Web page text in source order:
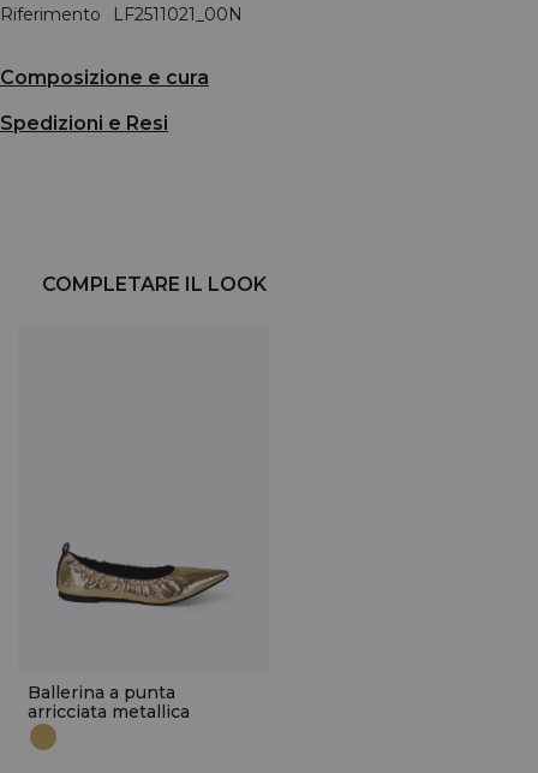
Riferimento
LF2511021_00N
Composizione e cura
Spedizioni e Resi
COMPLETARE IL LOOK
Ballerina a punta
arricciata metallica